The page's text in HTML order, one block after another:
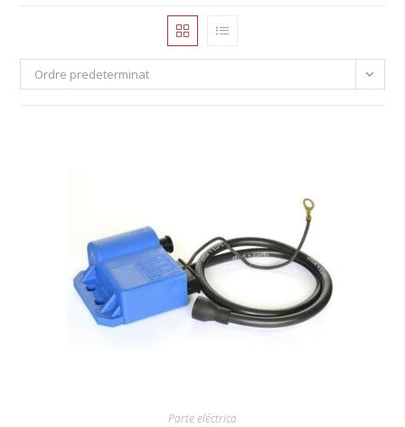
Ordre predeterminat
Parte eléctrica